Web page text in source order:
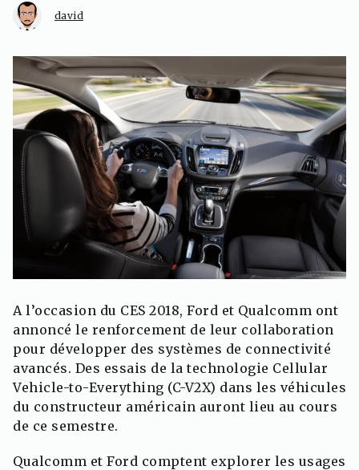
david
A l’occasion du CES 2018, Ford et Qualcomm ont
annoncé le renforcement de leur collaboration
pour développer des systèmes de connectivité
avancés. Des essais de la technologie Cellular
Vehicle-to-Everything (C-V2X) dans les véhicules
du constructeur américain auront lieu au cours
de ce semestre.
Qualcomm et Ford comptent explorer les usages